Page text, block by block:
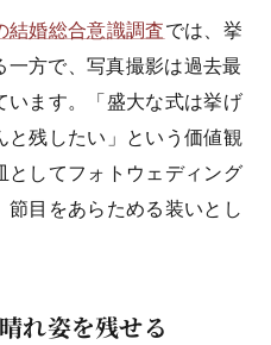
結婚総合意識調査では、挙
方で、写真撮影は過去最
います。「盛大な式は挙げ
と残したい」という価値観
としてフォトウェディング
節目をあらためる装いとし
れ姿を残せる